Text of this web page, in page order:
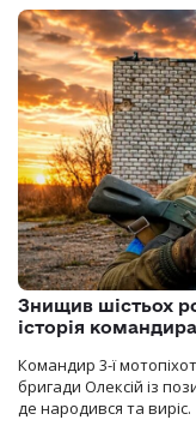
Знищив шістьох
історія
Командир 3-ї
бригади Олексій із
де народився та виріс.